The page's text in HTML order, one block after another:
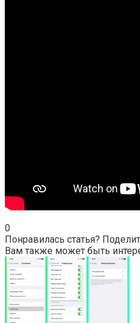
0
Понравилась статья?
Вам также может быть